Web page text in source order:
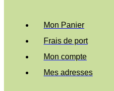
Mon Panier
Frais de port
Mon compte
Mes adresses